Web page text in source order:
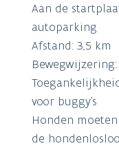
Aan de
autoparking
Afstand: 3,5 km
voor buggy’s
Honden
de